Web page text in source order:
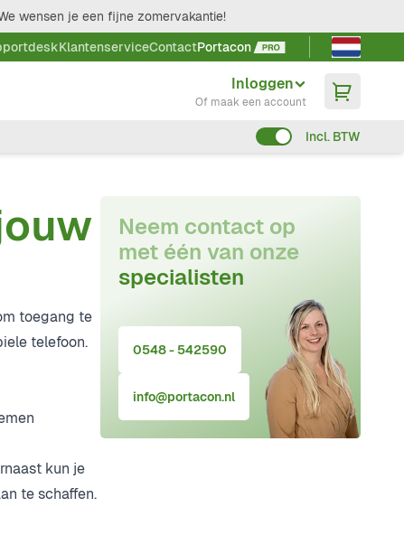
wensen je een fijne zomervakantie!
KlantenserviceContactPortacon
Taal kiezen
Inloggen
Of maak een account
Incl. BTW
toegang te
telefoon.
kun je
te schaffen.
Neem contact op
met één van onze
specialisten
0548 - 542590
info@portacon.nl